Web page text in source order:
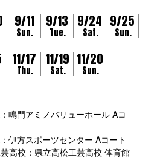
9/11
Sun.
9/13
Tue.
9/24
Sat.
9/25
Sun.
11/17
Thu.
11/19
Sat.
11/20
Sun.
鳴門アミノバリューホール Aコ
伊方スポーツセンター Aコート
高校：県立高松工芸高校 体育館